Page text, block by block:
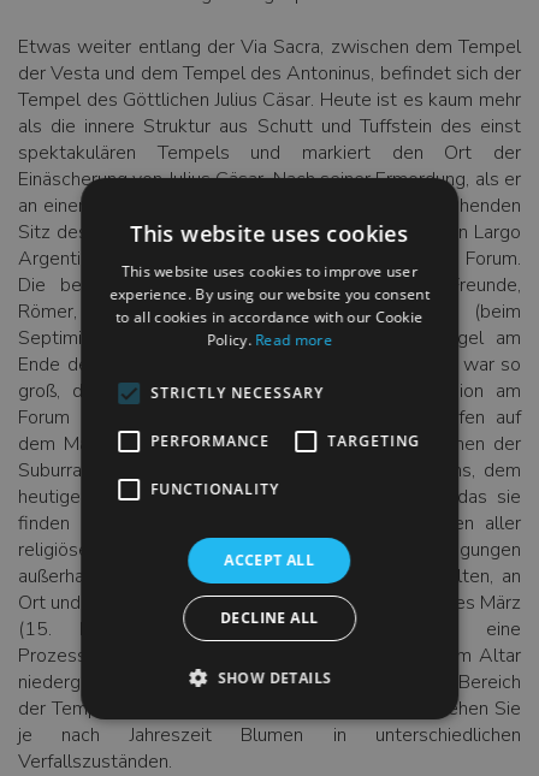
Etwas weiter entlang der Via Sacra, zwischen dem Tempel
der Vesta und dem Tempel des Antoninus, befindet sich der
Tempel des Göttlichen Julius Cäsar. Heute ist es kaum mehr
als die innere Struktur aus Schutt und Tuffstein des einst
spektakulären Tempels und markiert den Ort der
Einäscherung von Julius Cäsar. Nach seiner Ermordung, als er
an einer Sitzung des römischen Senats im vorübergehenden
Sitz des Senats in der Curia of Pompey (am heutigen Largo
Argentina) teilnahm, zog sein Trauerzug durch das Forum.
Die berühmte Trauerrede von Mark Antony („Freunde,
Römer, Landsleute…“) wurde von der Rostra (beim
Septimius-Severus-Bogen) am Kapitolinischen Hügel am
Ende des Forums gehalten. Die öffentliche Meinung war so
groß, dass uns gesagt wurde, dass die Prozession am
Forum anhielt, anstatt zum geplanten Scheiterhaufen auf
dem Marsfeld weiterzugehen, und dass die Menschen der
Suburra (dem Armenviertel in der Nähe des Forums, dem
heutigen Monti ) brachten Möbel und alles Holz, das sie
finden konnten, ins Forum und er wurde entgegen aller
religiösen Regeln, die besagten, dass Beerdigungen
außerhalb der Stadt der Lebenden stattfinden sollten, an
Ort und Stelle eingeäschert. Jedes Jahr an den Iden des März
(15. März) veranstalten Caesar-Enthusiasten eine
Prozession durch das Forum, und Blumen werden am Altar
niedergelegt. Blicken Sie hinter den eingezäunten Bereich
der Tempelruinen unter dem modernen Dach und sehen Sie
je nach Jahreszeit Blumen in unterschiedlichen
Verfallszuständen.
This website uses cookies
This website uses cookies to improve user
experience. By using our website you consent
to all cookies in accordance with our Cookie
Policy. Read more
STRICTLY NECESSARY
PERFORMANCE TARGETING
FUNCTIONALITY
ACCEPT ALL
DECLINE ALL
SHOW DETAILS